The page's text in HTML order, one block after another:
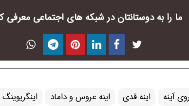
ما را به دوستانتان در شبکه های اجتماعی معرفی
اینه عروس و داماد اینه قدی آینه